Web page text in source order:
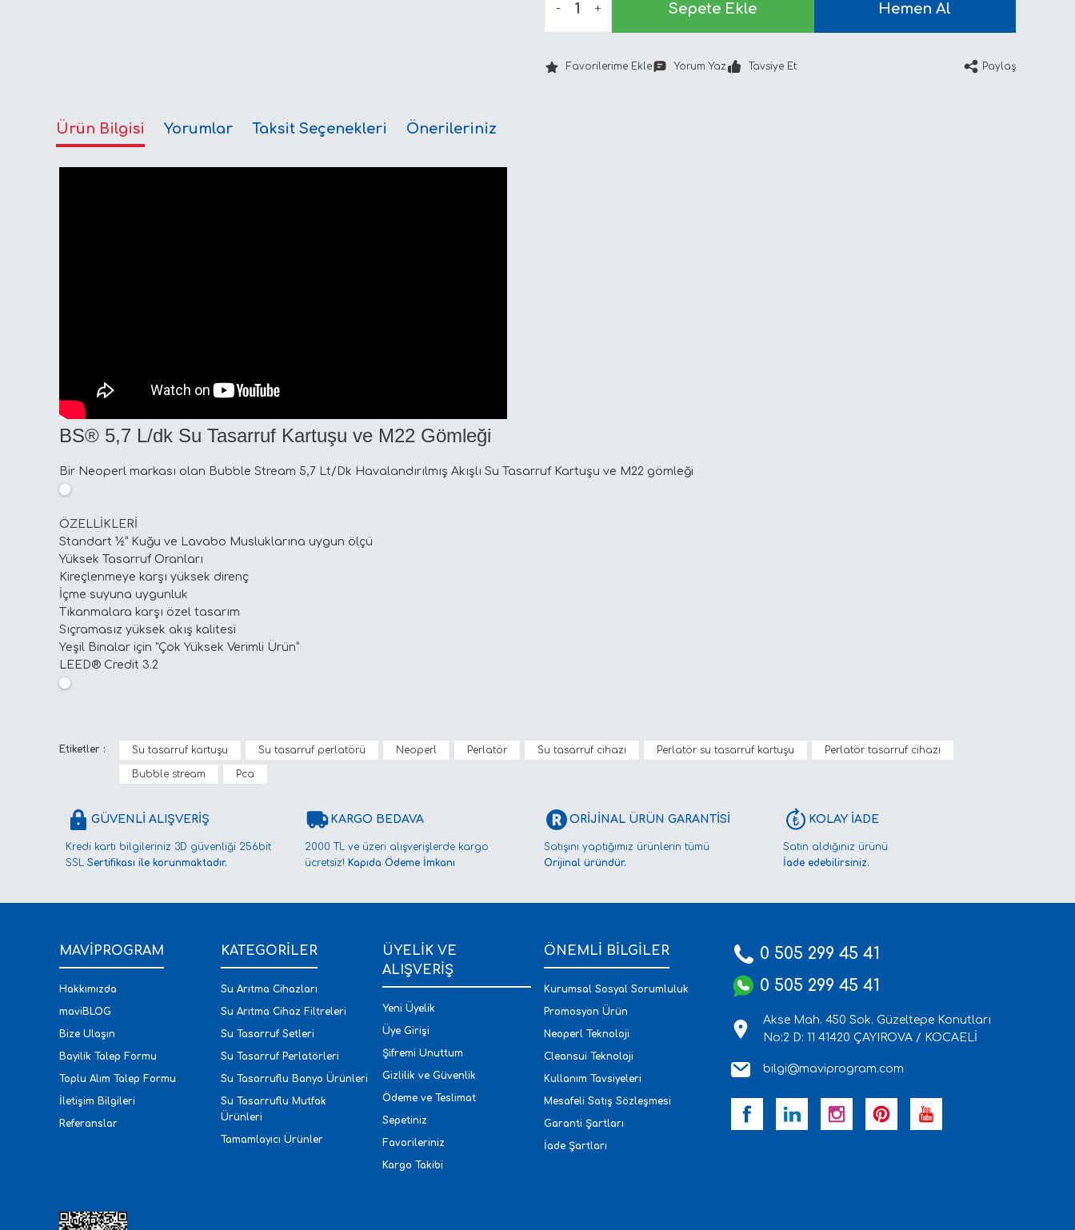
Sepete Ekle Hemen Al
Yorum Yaz Tavsiye Et Paylaş
Ürün Bilgisi Yorumlar Taksit Seçenekleri Önerileriniz
BS® 5,7 L/dk Su Tasarruf Kartuşu ve M22 Gömleği
Bir Neoperl markası olan Bubble Stream 5,7 Lt/Dk Havalandırılmış Akışlı Su Tasarruf Kartuşu ve M22 gömleği
ÖZELLİKLERİ
Standart ½” Kuğu ve Lavabo Musluklarına uygun ölçü
Yüksek Tasarruf Oranları
Kireçlenmeye karşı yüksek direnç
İçme suyuna uygunluk
Tıkanmalara karşı özel tasarım
Sıçramasız yüksek akış kalitesi
Yeşil Binalar için "Çok Yüksek Verimli Ürün”
LEED® Credit 3.2
Yorum Yaz
Bu ürünün fiyat bilgisi, resim, ürün açıklamalarında ve diğer konularda yetersiz gördüğünüz noktaları öneri formunu kullanarak tarafımıza iletebilirsiniz.
Görüş ve önerileriniz için teşekkür ederiz.
Ürün açıklamasında eksik bilgiler bulunuyor.
Ürün bilgilerinde hatalar bulunuyor.
Bu ürüne benzer farklı alternatifler olmalı.
Gönder
Etiketler : Su tasarruf kartuşu Su tasarruf perlatörü Neoperl Perlatör Su tasarruf cihazı Perlatör su tasarruf kartuşu Perlatör tasarruf cihazı
Bubble stream Pca
GÜVENLİ ALIŞVERİŞ
Kredi kartı bilgileriniz 3D güvenliği 256bit
SSL Sertifikası ile korunmaktadır.
KARGO BEDAVA
2000 TL ve üzeri alışverişlerde kargo
ücretsiz! Kapıda Ödeme İmkanı
ORİJİNAL ÜRÜN GARANTİSİ
Satışını yaptığımız ürünlerin tümü
Orijinal üründür.
KOLAY İADE
Satın aldığınız ürünü
İade edebilirsiniz.
MAVİPROGRAM
Hakkımızda
maviBLOG
Bize Ulaşın
Bayilik Talep Formu
Toplu Alım Talep Formu
İletişim Bilgileri
Referanslar
KATEGORİLER
Su Arıtma Cihazları
Su Arıtma Cihaz Filtreleri
Su Tasarruf Setleri
Su Tasarruf Perlatörleri
Su Tasarruflu Banyo Ürünleri
Su Tasarruflu Mutfak
Ürünleri
Tamamlayıcı Ürünler
ÜYELİK VE
ALIŞVERİŞ
Yeni Üyelik
Üye Girişi
Şifremi Unuttum
Gizlilik ve Güvenlik
Ödeme ve Teslimat
Sepetiniz
Favorileriniz
Kargo Takibi
ÖNEMLİ BİLGİLER
Kurumsal Sosyal Sorumluluk
Promosyon Ürün
Neoperl Teknoloji
Cleansui Teknoloji
Kullanım Tavsiyeleri
Mesafeli Satış Sözleşmesi
Garanti Şartları
İade Şartları
0 505 299 45 41
0 505 299 45 41
Akse Mah. 450 Sok. Güzeltepe Konutları
No:2 D: 11 41420 ÇAYIROVA / KOCAELİ
bilgi@maviprogram.com